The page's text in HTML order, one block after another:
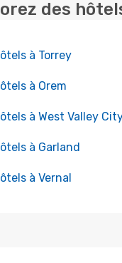
des
à Torrey
à Orem
à West Valley
à Garland
à Vernal